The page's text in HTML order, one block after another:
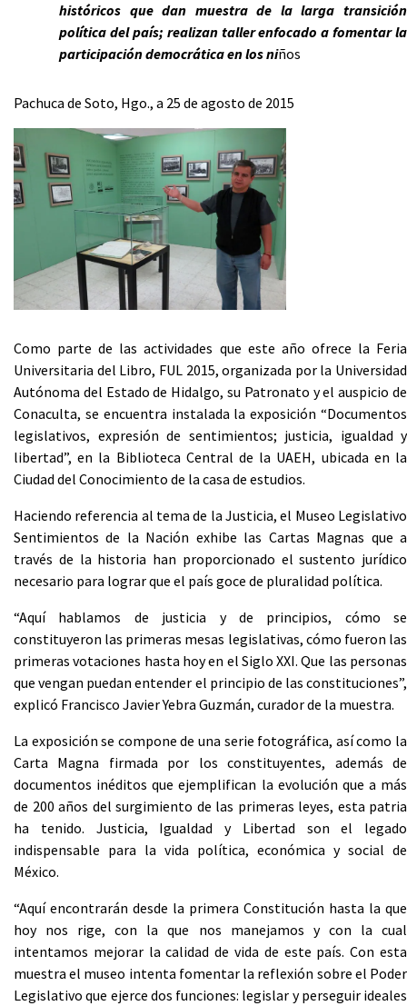
históricos que dan muestra de la larga transición
política del país; realizan taller enfocado a fomentar la
participación democrática en los niños
Pachuca de Soto, Hgo., a 25 de agosto de 2015
Como parte de las actividades que este año ofrece la Feria
Universitaria del Libro, FUL 2015, organizada por la Universidad
Autónoma del Estado de Hidalgo, su Patronato y el auspicio de
Conaculta, se encuentra instalada la exposición “Documentos
legislativos, expresión de sentimientos; justicia, igualdad y
libertad”, en la Biblioteca Central de la UAEH, ubicada en la
Ciudad del Conocimiento de la casa de estudios.
Haciendo referencia al tema de la Justicia, el Museo Legislativo
Sentimientos de la Nación exhibe las Cartas Magnas que a
través de la historia han proporcionado el sustento jurídico
necesario para lograr que el país goce de pluralidad política.
“Aquí hablamos de justicia y de principios, cómo se
constituyeron las primeras mesas legislativas, cómo fueron las
primeras votaciones hasta hoy en el Siglo XXI. Que las personas
que vengan puedan entender el principio de las constituciones”,
explicó Francisco Javier Yebra Guzmán, curador de la muestra.
La exposición se compone de una serie fotográfica, así como la
Carta Magna firmada por los constituyentes, además de
documentos inéditos que ejemplifican la evolución que a más
de 200 años del surgimiento de las primeras leyes, esta patria
ha tenido. Justicia, Igualdad y Libertad son el legado
indispensable para la vida política, económica y social de
México.
“Aquí encontrarán desde la primera Constitución hasta la que
hoy nos rige, con la que nos manejamos y con la cual
intentamos mejorar la calidad de vida de este país. Con esta
muestra el museo intenta fomentar la reflexión sobre el Poder
Legislativo que ejerce dos funciones: legislar y perseguir ideales